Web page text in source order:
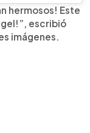
hermosos! Este
escribió
imágenes.